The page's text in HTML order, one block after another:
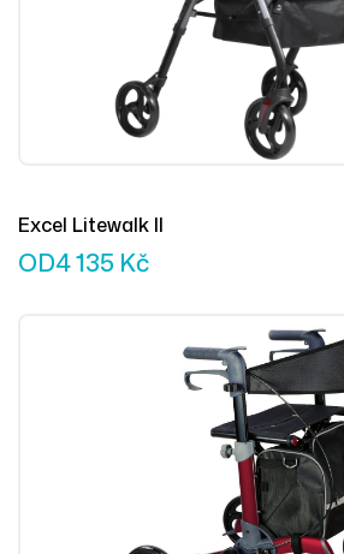
Excel Litewalk II
OD4 135 Kč